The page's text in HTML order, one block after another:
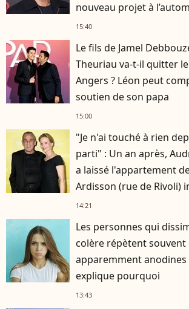
nouveau projet à
15:40
Le fils de Jamel
Theuriau va-t-il quitter
Angers ? Léon peut
soutien de son papa
15:00
"Je n'ai touché à rien
parti" : Un an après,
a laissé l'appartement
Ardisson (rue de Rivoli)
14:21
Les personnes qui
colère répètent souvent
apparemment anodines
explique pourquoi
13:43